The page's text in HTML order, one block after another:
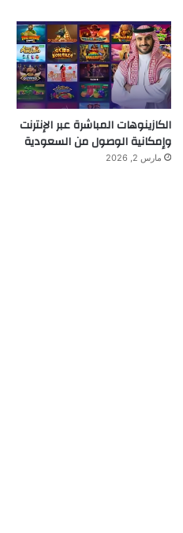
الكازينوهات المباشرة عبر الإنترنت
وإمكانية الوصول من السعودية
مارس 2, 2026